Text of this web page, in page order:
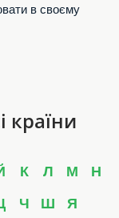
в своєму
країни
К Л М
Н
Ч Ш Я